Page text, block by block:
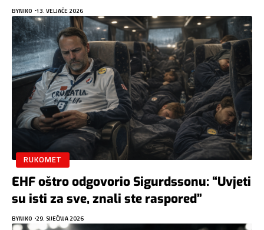
BYNIKO 13. VELJAČE 2026
RUKOMET
EHF oštro odgovorio Sigurdssonu: “Uvjeti
su isti za sve, znali ste raspored”
BYNIKO 29. SIJEČNJA 2026